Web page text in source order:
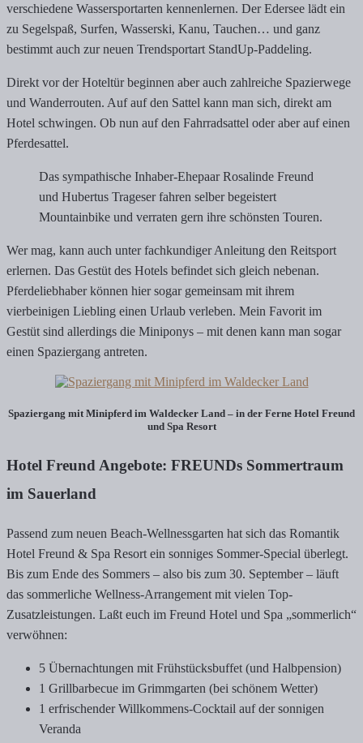
verschiedene Wassersportarten kennenlernen. Der Edersee lädt ein
zu Segelspaß, Surfen, Wasserski, Kanu, Tauchen… und ganz
bestimmt auch zur neuen Trendsportart StandUp-Paddeling.
Direkt vor der Hoteltür beginnen aber auch zahlreiche Spazierwege
und Wanderrouten. Auf auf den Sattel kann man sich, direkt am
Hotel schwingen. Ob nun auf den Fahrradsattel oder aber auf einen
Pferdesattel.
Das sympathische Inhaber-Ehepaar Rosalinde Freund
und Hubertus Trageser fahren selber begeistert
Mountainbike und verraten gern ihre schönsten Touren.
Wer mag, kann auch unter fachkundiger Anleitung den Reitsport
erlernen. Das Gestüt des Hotels befindet sich gleich nebenan.
Pferdeliebhaber können hier sogar gemeinsam mit ihrem
vierbeinigen Liebling einen Urlaub verleben. Mein Favorit im
Gestüt sind allerdings die Miniponys – mit denen kann man sogar
einen Spaziergang antreten.
Spaziergang mit Minipferd im Waldecker Land – in der Ferne Hotel Freund
und Spa Resort
Hotel Freund Angebote: FREUNDs Sommertraum
im Sauerland
Passend zum neuen Beach-Wellnessgarten hat sich das Romantik
Hotel Freund & Spa Resort ein sonniges Sommer-Special überlegt.
Bis zum Ende des Sommers – also bis zum 30. September – läuft
das sommerliche Wellness-Arrangement mit vielen Top-
Zusatzleistungen. Laßt euch im Freund Hotel und Spa „sommerlich“
verwöhnen:
5 Übernachtungen mit Frühstücksbuffet (und Halbpension)
1 Grillbarbecue im Grimmgarten (bei schönem Wetter)
1 erfrischender Willkommens-Cocktail auf der sonnigen
Veranda